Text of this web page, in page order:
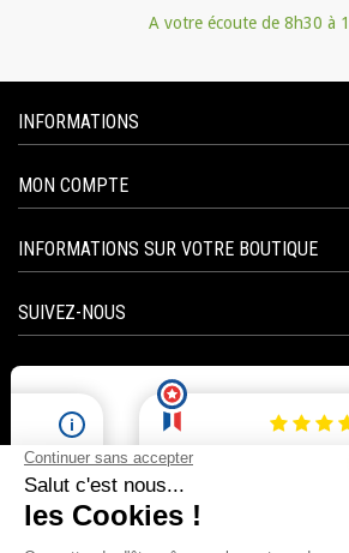
A votre écoute de 8h30 à
INFORMATIONS
MON COMPTE
INFORMATIONS SUR VOTRE BOUTIQUE
SUIVEZ-NOUS